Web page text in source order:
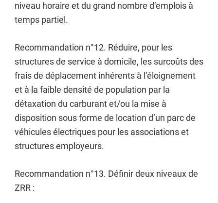
niveau horaire et du grand nombre d’emplois à
temps partiel.
Recommandation n°12. Réduire, pour les
structures de service à domicile, les surcoûts des
frais de déplacement inhérents à l’éloignement
et à la faible densité de population par la
détaxation du carburant et/ou la mise à
disposition sous forme de location d’un parc de
véhicules électriques pour les associations et
structures employeurs.
Recommandation n°13. Définir deux niveaux de
ZRR :